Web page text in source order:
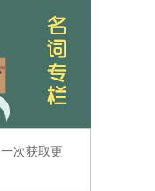
次获取更